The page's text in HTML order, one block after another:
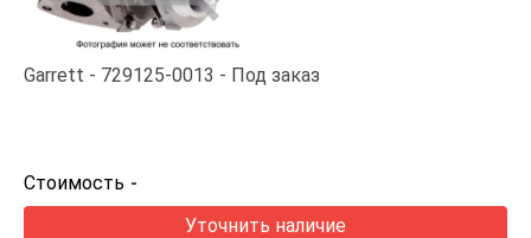
Garrett 729125-0013 Под заказ
Стоимость -
Уточнить наличие